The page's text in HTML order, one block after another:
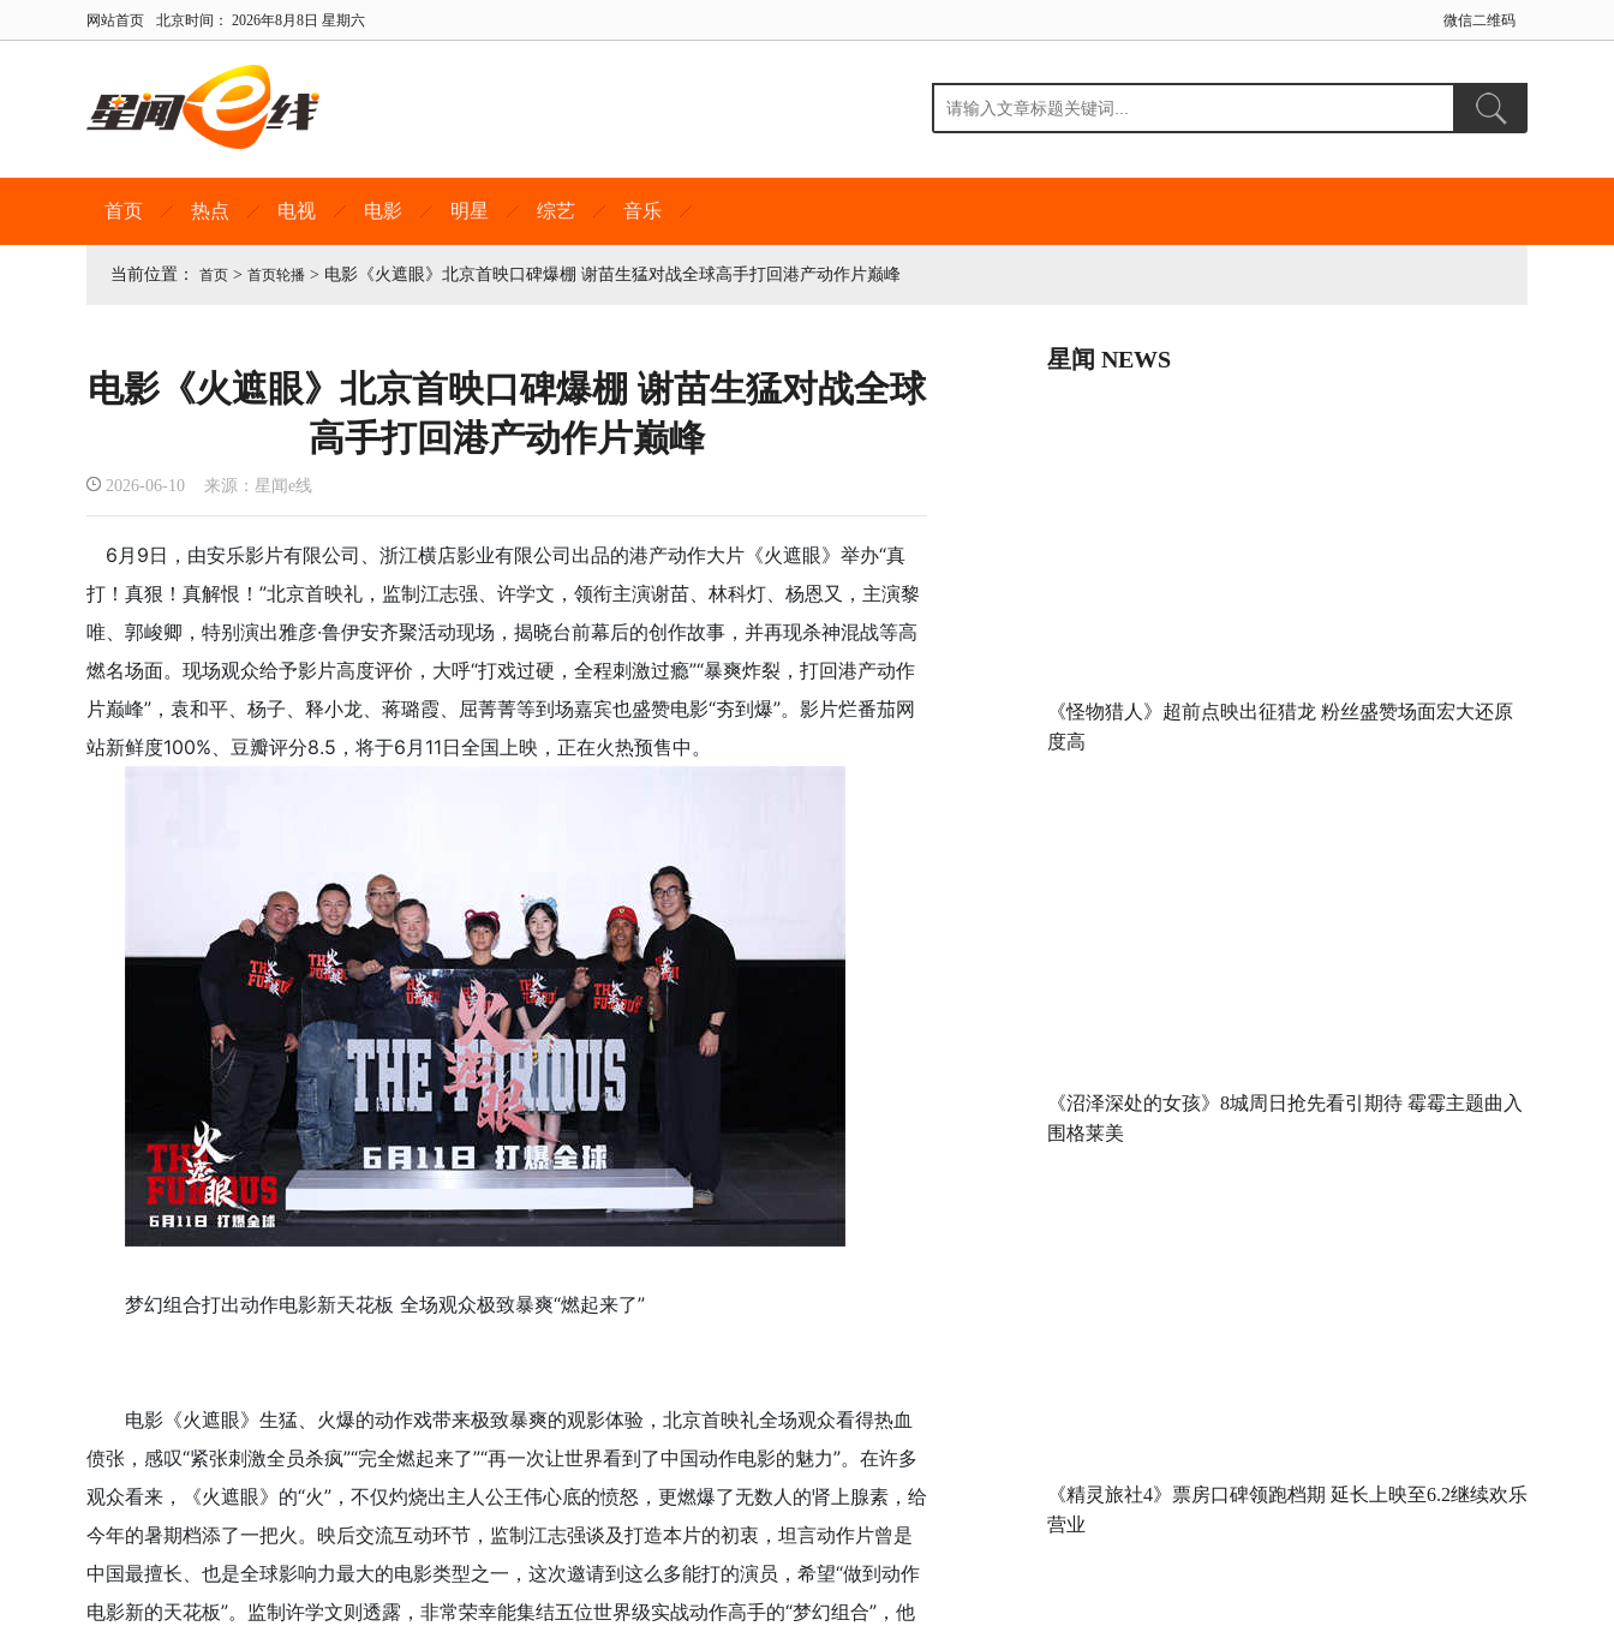
网站首页 北京时间： 2026年8月8日 星期六 微信二维码
首页 热点 电视 电影 明星 综艺 音乐
当前位置： 首页 > 首页轮播 > 电影《火遮眼》北京首映口碑爆棚 谢苗生猛对战全球高手打回港产动作片巅峰
电影《火遮眼》北京首映口碑爆棚 谢苗生猛对战全球
高手打回港产动作片巅峰
2026-06-10 来源：星闻e线
6月9日，由安乐影片有限公司、浙江横店影业有限公司出品的港产动作大片《火遮眼》举办“真
打！真狠！真解恨！”北京首映礼，监制江志强、许学文，领衔主演谢苗、林科灯、杨恩又，主演黎
唯、郭峻卿，特别演出雅彦·鲁伊安齐聚活动现场，揭晓台前幕后的创作故事，并再现杀神混战等高
燃名场面。现场观众给予影片高度评价，大呼“打戏过硬，全程刺激过瘾”“暴爽炸裂，打回港产动作
片巅峰”，袁和平、杨子、释小龙、蒋璐霞、屈菁菁等到场嘉宾也盛赞电影“夯到爆”。影片烂番茄网
站新鲜度100%、豆瓣评分8.5，将于6月11日全国上映，正在火热预售中。
梦幻组合打出动作电影新天花板 全场观众极致暴爽“燃起来了”
电影《火遮眼》生猛、火爆的动作戏带来极致暴爽的观影体验，北京首映礼全场观众看得热血
偾张，感叹“紧张刺激全员杀疯”“完全燃起来了”“再一次让世界看到了中国动作电影的魅力”。在许多
观众看来，《火遮眼》的“火”，不仅灼烧出主人公王伟心底的愤怒，更燃爆了无数人的肾上腺素，给
今年的暑期档添了一把火。映后交流互动环节，监制江志强谈及打造本片的初衷，坦言动作片曾是
中国最擅长、也是全球影响力最大的电影类型之一，这次邀请到这么多能打的演员，希望“做到动作
电影新的天花板”。监制许学文则透露，非常荣幸能集结五位世界级实战动作高手的“梦幻组合”，他
星闻 NEWS
《怪物猎人》超前点映出征猎龙 粉丝盛赞场面宏大还原
度高
《沼泽深处的女孩》8城周日抢先看引期待 霉霉主题曲入
围格莱美
《精灵旅社4》票房口碑领跑档期 延长上映至6.2继续欢乐
营业